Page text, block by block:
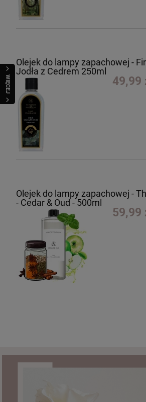
WIĘCEJ
Olejek do lampy zapachowej -
Jodła z Cedrem 250ml
49,99
Olejek do lampy zapachowej -
- Cedar & Oud - 500ml
59,99